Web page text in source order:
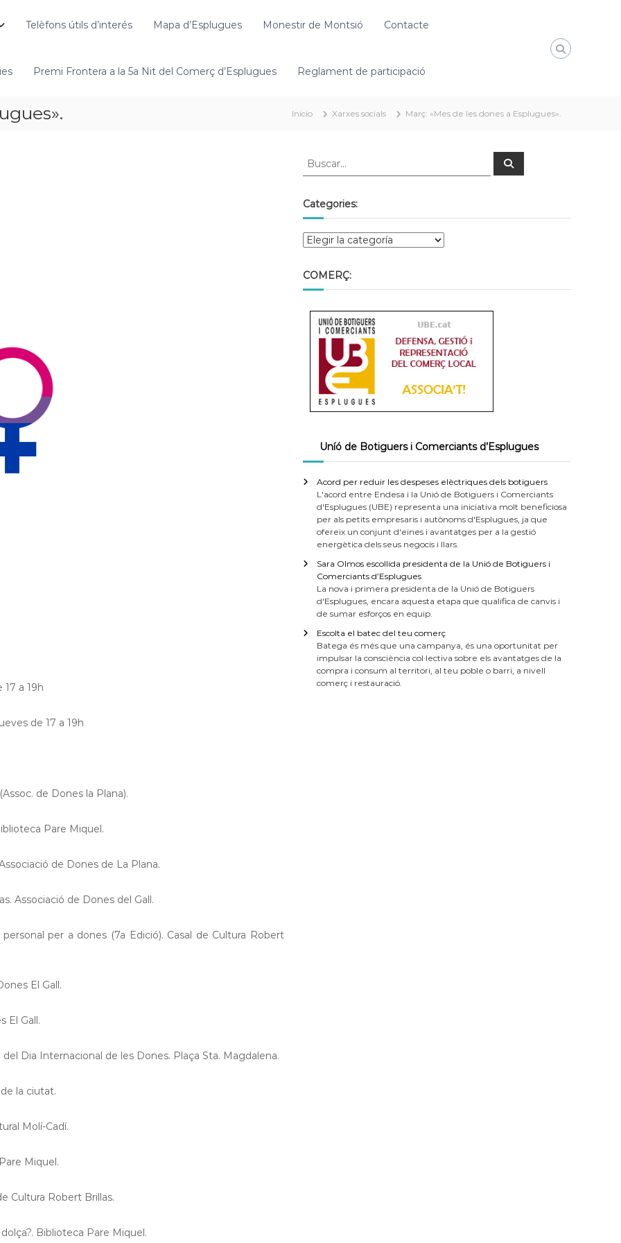
Telèfons útils d’interés Mapa d’Esplugues Monestir de Montsió Contacte
Premi Frontera a la 5a Nit del Comerç d’Esplugues Reglament de participació
Inicio Xarxes socials Març: «Mes de les dones a Esplugues».
a 19h
de 17 a 19h
de Dones la Plana).
Pare Miquel.
de Dones de La Plana.
Associació de Dones del Gall.
per a dones (7a Edició). Casal de Cultura Robert
El Gall.
El Gall.
Dia Internacional de les Dones. Plaça Sta. Magdalena.
la ciutat.
Molí-Cadí.
Miquel.
Cultura Robert Brillas.
Biblioteca Pare Miquel.
Categories:
COMERÇ:
Uníó de Botiguers i Comerciants d’Esplugues
Acord per reduir les despeses elèctriques dels botiguers
L'acord entre Endesa i la Unió de Botiguers i Comerciants
d'Esplugues (UBE) representa una iniciativa molt beneficiosa
per als petits empresaris i autònoms d'Esplugues, ja que
ofereix un conjunt d'eines i avantatges per a la gestió
energètica dels seus negocis i llars.
Sara Olmos escollida presidenta de la Unió de Botiguers i
Comerciants d’Esplugues
La nova i primera presidenta de la Unió de Botiguers
d'Esplugues, encara aquesta etapa que qualifica de canvis i
de sumar esforços en equip.
Escolta el batec del teu comerç
Batega és més que una campanya, és una oportunitat per
impulsar la consciència col·lectiva sobre els avantatges de la
compra i consum al territori, al teu poble o barri, a nivell
comerç i restauració.